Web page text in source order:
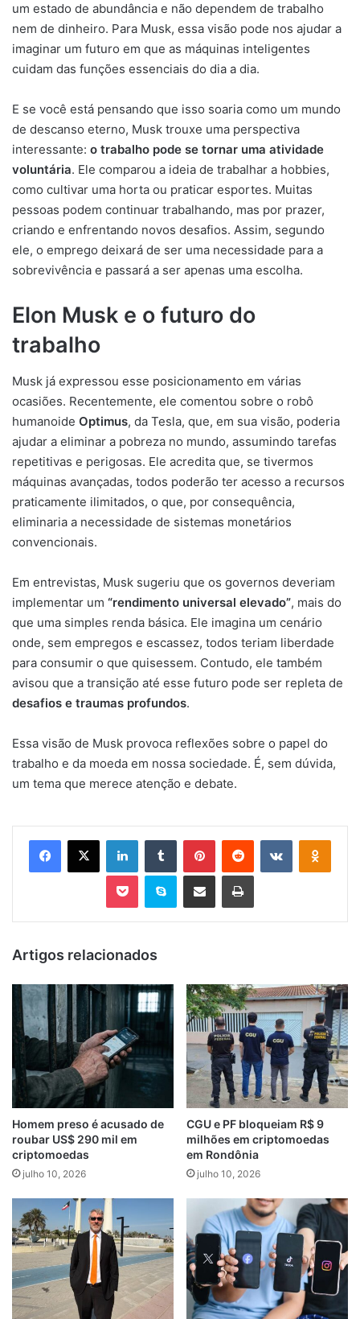
um estado de abundância e não dependem de trabalho
nem de dinheiro. Para Musk, essa visão pode nos ajudar a
imaginar um futuro em que as máquinas inteligentes
cuidam das funções essenciais do dia a dia.
E se você está pensando que isso soaria como um mundo
de descanso eterno, Musk trouxe uma perspectiva
interessante: o trabalho pode se tornar uma atividade
voluntária. Ele comparou a ideia de trabalhar a hobbies,
como cultivar uma horta ou praticar esportes. Muitas
pessoas podem continuar trabalhando, mas por prazer,
criando e enfrentando novos desafios. Assim, segundo
ele, o emprego deixará de ser uma necessidade para a
sobrevivência e passará a ser apenas uma escolha.
Elon Musk e o futuro do
trabalho
Musk já expressou esse posicionamento em várias
ocasiões. Recentemente, ele comentou sobre o robô
humanoide Optimus, da Tesla, que, em sua visão, poderia
ajudar a eliminar a pobreza no mundo, assumindo tarefas
repetitivas e perigosas. Ele acredita que, se tivermos
máquinas avançadas, todos poderão ter acesso a recursos
praticamente ilimitados, o que, por consequência,
eliminaria a necessidade de sistemas monetários
convencionais.
Em entrevistas, Musk sugeriu que os governos deveriam
implementar um “rendimento universal elevado”, mais do
que uma simples renda básica. Ele imagina um cenário
onde, sem empregos e escassez, todos teriam liberdade
para consumir o que quisessem. Contudo, ele também
avisou que a transição até esse futuro pode ser repleta de
desafios e traumas profundos.
Essa visão de Musk provoca reflexões sobre o papel do
trabalho e da moeda em nossa sociedade. É, sem dúvida,
um tema que merece atenção e debate.
Facebook
X LinkedinTumblr PinterestReddit VK OK
Pocket Skype Compartilhar via e-mail Imprimir
Artigos relacionados
Homem preso é acusado de
roubar US$ 290 mil em
criptomoedas
julho 10, 2026
CGU e PF bloqueiam R$ 9
milhões em criptomoedas
em Rondônia
julho 10, 2026